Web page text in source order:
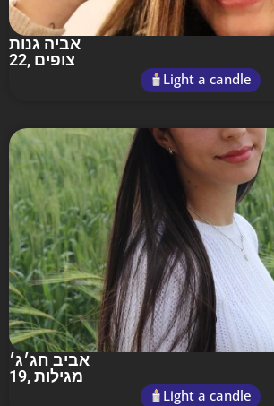
אביה גנות
22 , צופים
Light a candle
אביב חג׳ג׳
19 , מגילות
Light a candle